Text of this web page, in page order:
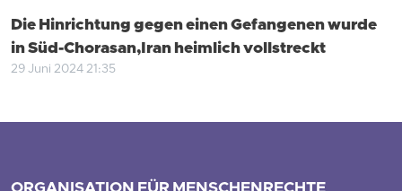
Die Hinrichtung gegen einen Gefangenen wurde
in Süd-Chorasan,Iran heimlich vollstreckt
29 Juni 2024 21:35